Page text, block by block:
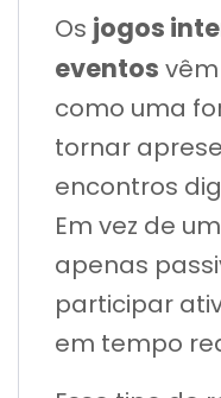
Os jogos
eventos
como uma
tornar
encontros
Em vez de
apenas
participar
em tempo